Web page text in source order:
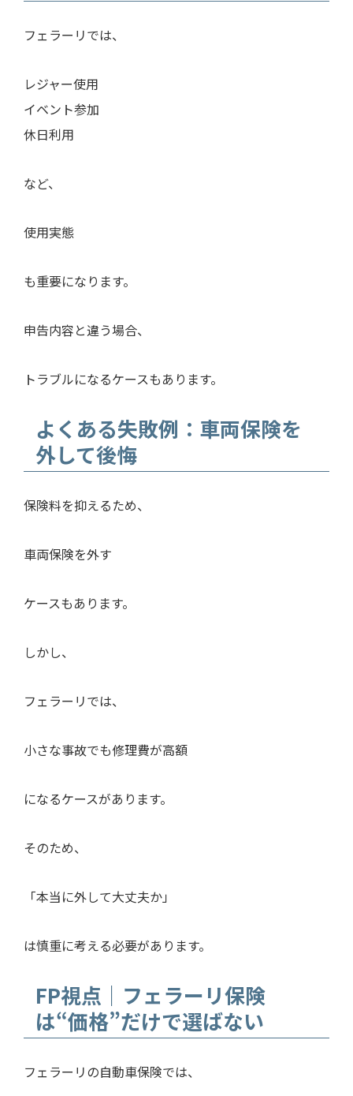
フェラーリでは、
レジャー使用
イベント参加
休日利用
など、
使用実態
も重要になります。
申告内容と違う場合、
トラブルになるケースもあります。
よくある失敗例：車両保険を
外して後悔
保険料を抑えるため、
車両保険を外す
ケースもあります。
しかし、
フェラーリでは、
小さな事故でも修理費が高額
になるケースがあります。
そのため、
「本当に外して大丈夫か」
は慎重に考える必要があります。
FP視点｜フェラーリ保険
は“価格”だけで選ばない
フェラーリの自動車保険では、